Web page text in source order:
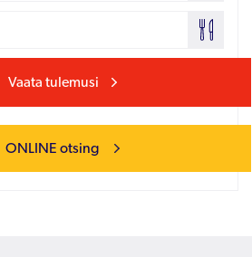
Vaata tulemusi
ONLINE otsing